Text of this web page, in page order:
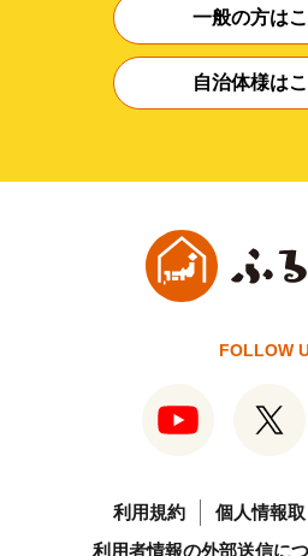
一般の方は
自治体様は
FOLLOW
利用規約
個人情報
利用者情報の外部送信に